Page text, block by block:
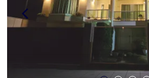
e bem-estar. Um sobrado
sofisticação e
ambientes. Um Verdadeiro
Agende sua visita com um